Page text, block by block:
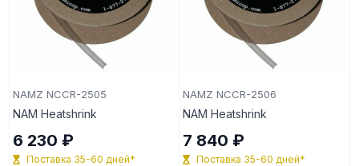
NAMZ NCCR-2505
NAM Heatshrink
6 230 ₽
Поставка 35-60 дней*
NAMZ NCCR-2506
NAM Heatshrink
7 840 ₽
Поставка 35-60 дней*